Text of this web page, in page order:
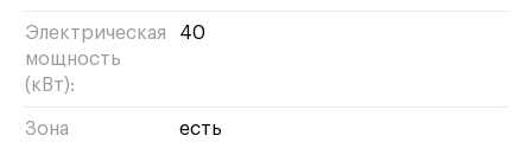
Электрическая
мощность
(кВт):
40
Зона
есть